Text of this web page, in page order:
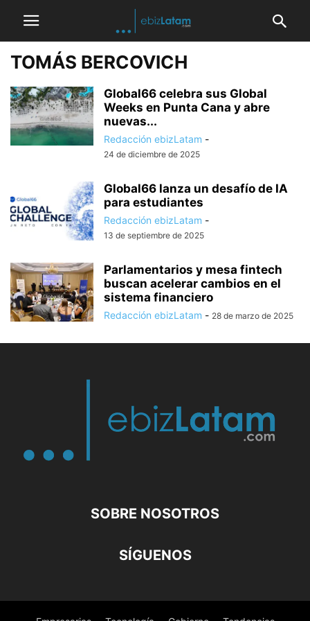
TOMÁS BERCOVICH
Global66 celebra sus Global
Weeks en Punta Cana y abre
nuevas...
Redacción ebizLatam -
24 de diciembre de 2025
Global66 lanza un desafío de IA
para estudiantes
Redacción ebizLatam -
13 de septiembre de 2025
Parlamentarios y mesa fintech
buscan acelerar cambios en el
sistema financiero
Redacción ebizLatam - 28 de marzo de 2025
SOBRE NOSOTROS
SÍGUENOS